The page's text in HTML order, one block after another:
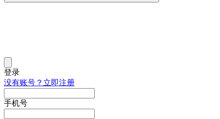
登录
没有账号？立即注册
手机号